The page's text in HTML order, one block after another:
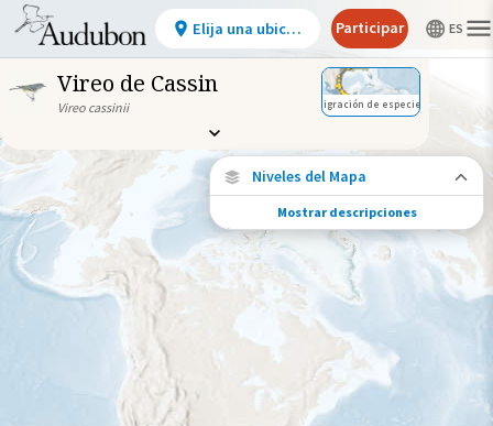
Vireo de Cassin
Vireo cassinii Migración de especies
Niveles del Mapa
Conexiones de especies
Elija cualquier ubicación en el mapa para
ver dónde más se han vuelto a encontrar
aves marcadas de esta especie.
Ubicaciones con disponibilidad
Ubicaciones conectadas
Gama de especies por estación
Mostrar descripciones
Elija una ubicación Participar